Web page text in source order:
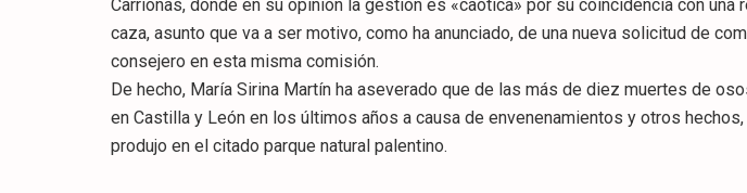
Carrionas, donde en su opinión la gestión es «caótica» por su coincidencia con una
caza, asunto que va a ser motivo, como ha anunciado, de una nueva solicitud de
consejero en esta misma comisión.
De hecho, María Sirina Martín ha aseverado que de las más de diez muertes de
en Castilla y León en los últimos años a causa de envenenamientos y otros
produjo en el citado parque natural palentino.